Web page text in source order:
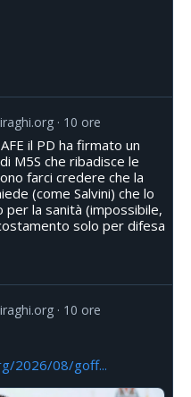
10 ore
il PD ha firmato un
M5S che ribadisce le
farci credere che la
(come Salvini) che lo
la sanità (impossibile,
solo per difesa
10 ore
2026/08/goff...